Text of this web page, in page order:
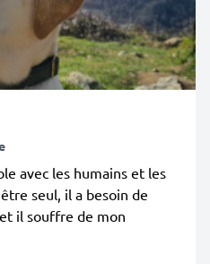
avec les humains et les
seul, il a besoin de
il souffre de mon